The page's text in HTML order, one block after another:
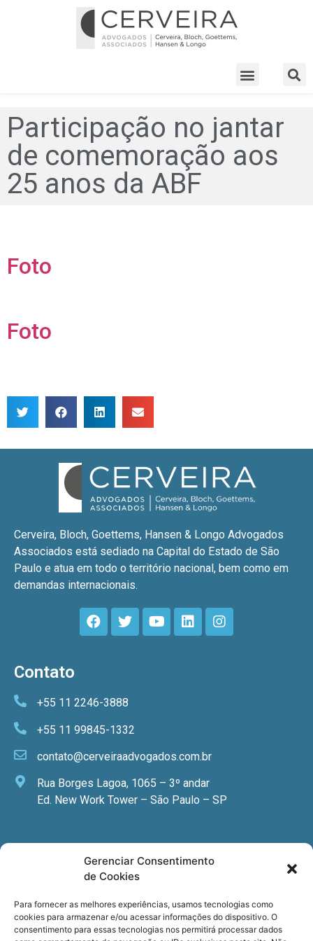
Gerenciar Consentimento
de Cookies
Para fornecer as melhores experiências, usamos tecnologias como
cookies para armazenar e/ou acessar informações do dispositivo. O
consentimento para essas tecnologias nos permitirá processar dados
Participação no jantar
de comemoração aos
25 anos da ABF
Foto
Foto
Cerveira, Bloch, Goettems, Hansen & Longo Advogados
Associados está sediado na Capital do Estado de São
Paulo e atua em todo o território nacional, bem como em
demandas internacionais.
Contato
+55 11 2246-3888
+55 11 99845-1332
contato@cerveiraadvogados.com.br
Rua Borges Lagoa, 1065 – 3º andar
Ed. New Work Tower – São Paulo – SP
Newsletter
especializadas, cursos e eventos?
Registre seu email.